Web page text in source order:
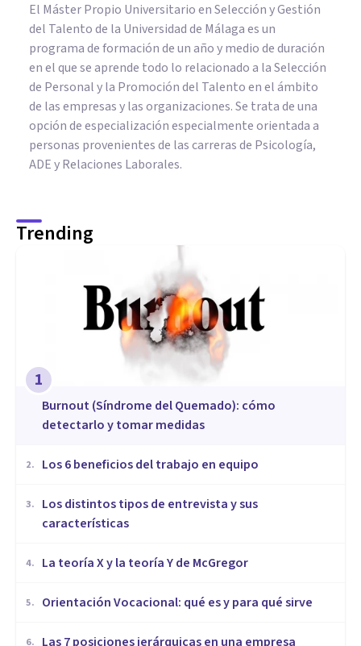
El Máster Propio Universitario en Selección y Gestión
del Talento de la Universidad de Málaga es un
programa de formación de un año y medio de duración
en el que se aprende todo lo relacionado a la Selección
de Personal y la Promoción del Talento en el ámbito
de las empresas y las organizaciones. Se trata de una
opción de especialización especialmente orientada a
personas provenientes de las carreras de Psicología,
ADE y Relaciones Laborales.
Trending
1
Burnout (Síndrome del Quemado): cómo
detectarlo y tomar medidas
2. ​Los 6 beneficios del trabajo en equipo
3.
​Los distintos tipos de entrevista y sus
características
4. La teoría X y la teoría Y de McGregor
5. Orientación Vocacional: qué es y para qué sirve
6. Las 7 posiciones jerárquicas en una empresa